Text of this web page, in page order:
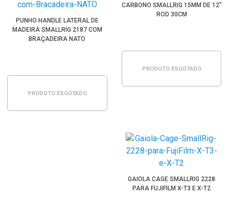
PUNHO HANDLE LATERAL DE
MADEIRA SMALLRIG 2187 COM
BRAÇADEIRA NATO
PRODUTO ESGOTADO
CARBONO SMALLRIG 15MM DE 12"
ROD 30CM
PRODUTO ESGOTADO
GAIOLA CAGE SMALLRIG 2228
PARA FUJIFILM X-T3 E X-T2